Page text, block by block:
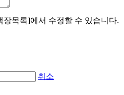
장목록]에서 수정할 수 있습니다.
취소